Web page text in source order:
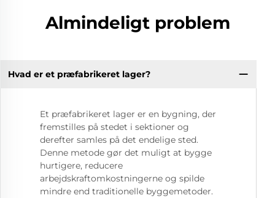
Almindeligt problem
Hvad er et præfabrikeret lager?
Et præfabrikeret lager er en bygning, der
fremstilles på stedet i sektioner og
derefter samles på det endelige sted.
Denne metode gør det muligt at bygge
hurtigere, reducere
arbejdskraftomkostningerne og spilde
mindre end traditionelle byggemetoder.